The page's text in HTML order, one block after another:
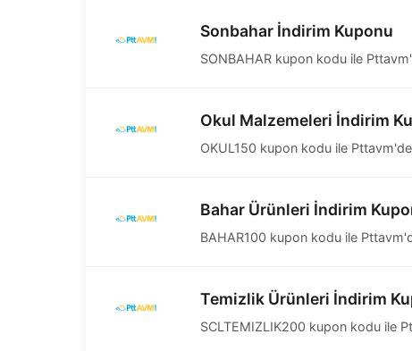
Sonbahar İndirim Kuponu
SONBAHAR kupon kodu ile
Okul Malzemeleri İndirim
OKUL150 kupon kodu ile
Bahar Ürünleri İndirim
BAHAR100 kupon kodu ile
Temizlik Ürünleri İndirim
SCLTEMIZLIK200 kupon kodu ile